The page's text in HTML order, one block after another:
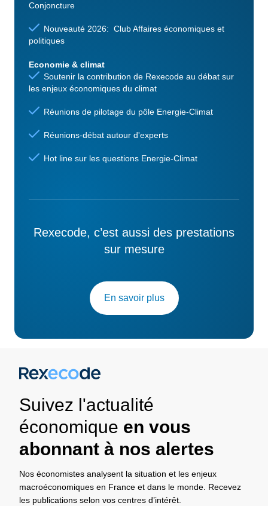
Conjoncture
Nouveauté 2026: Club Affaires économiques et
politiques
Economie & climat
Soutenir la contribution de Rexecode au débat sur
les enjeux économiques du climat
Réunions de pilotage du pôle Energie-Climat
Réunions-débat autour d'experts
Hot line sur les questions Energie-Climat
Rexecode, c’est aussi des prestations
sur mesure
En savoir plus
Suivez l'actualité
économique en vous
abonnant à nos alertes
Nos économistes analysent la situation et les enjeux
macroéconomiques en France et dans le monde. Recevez
les publications selon vos centres d’intérêt.